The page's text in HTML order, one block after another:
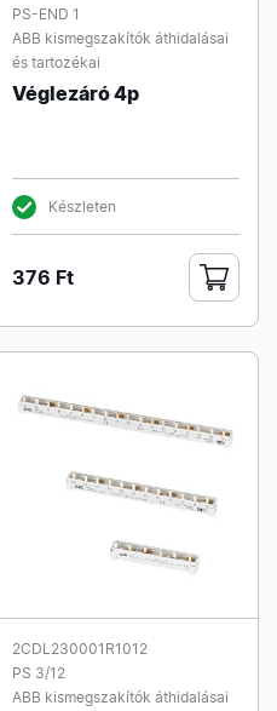
PS-END 1
ABB kismegszakítók áthidalásai
és tartozékai
Véglezáró 4p
Készleten
376 Ft
2CDL230001R1012
PS 3/12
ABB kismegszakítók áthidalásai